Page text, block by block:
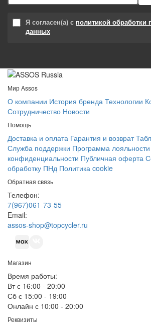
Я согласен(а) с политикой обработки
данных
Мир Assos
О компании История бренда Технологии
Сотрудничество Новости
Помощь
Доставка и оплата Гарантия и возврат
Служба поддержки Программа лояльности
конфиденциальности Публичная оферта
обработку ПНд Политика cookie
Обратная связь
Телефон:
7(967)061-73-55
Email:
assos-shop@topcycler.ru
Магазин
Время работы:
Вт с 16:00 - 20:00
Сб с 15:00 - 19:00
Онлайн с 10:00 - 20:00
Реквизиты